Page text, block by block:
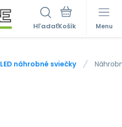
Hľadať Menu
LED náhrobné sviečky